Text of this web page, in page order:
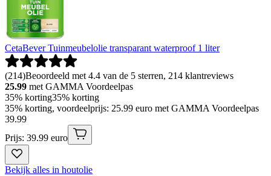
CetaBever Tuinmeubelolie transparant waterproof 1 liter
(214)Beoordeeld met 4.4 van de 5 sterren, 214 klantreviews
25.99 met GAMMA Voordeelpas
35% korting35% korting
35% korting, voordeelprijs: 25.99 euro met GAMMA Voordeelpas
39.99
Prijs: 39.99 euro
Bekijk alles in houtolie